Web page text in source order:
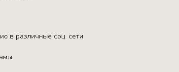
в различные соц. сети